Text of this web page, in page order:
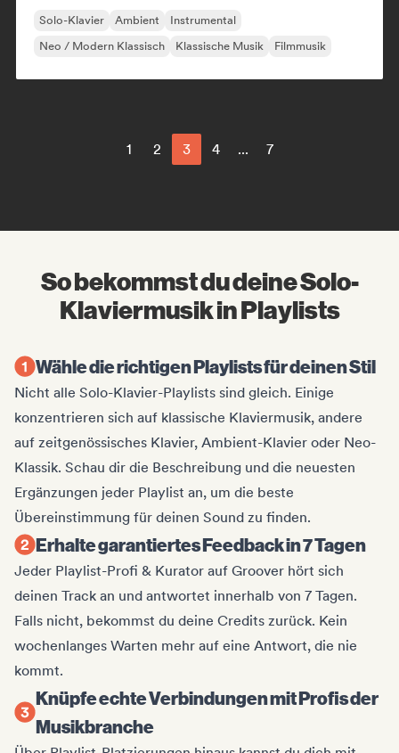
Solo-Klavier Ambient
Instrumental
Neo / Modern Klassisch
Klassische Musik Filmmusik
1 2 3 4 ... 7
So bekommst du deine Solo-
Klaviermusik in Playlists
Wähle die richtigen Playlists für deinen Stil
Nicht alle Solo-Klavier-Playlists sind gleich. Einige
konzentrieren sich auf klassische Klaviermusik, andere
auf zeitgenössisches Klavier, Ambient-Klavier oder Neo-
Klassik. Schau dir die Beschreibung und die neuesten
Ergänzungen jeder Playlist an, um die beste
Übereinstimmung für deinen Sound zu finden.
Erhalte garantiertes Feedback in 7 Tagen
Jeder Playlist-Profi & Kurator auf Groover hört sich
deinen Track an und antwortet innerhalb von 7 Tagen.
Falls nicht, bekommst du deine Credits zurück. Kein
wochenlanges Warten mehr auf eine Antwort, die nie
kommt.
Knüpfe echte Verbindungen mit Profis der
Musikbranche